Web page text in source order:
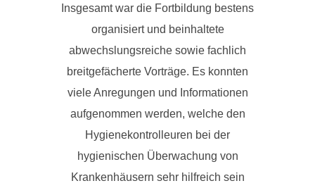
Insgesamt war die Fortbildung bestens
organisiert und beinhaltete
abwechslungsreiche sowie fachlich
breitgefächerte Vorträge. Es konnten
viele Anregungen und Informationen
aufgenommen werden, welche den
Hygienekontrolleuren bei der
hygienischen Überwachung von
Krankenhäusern sehr hilfreich sein